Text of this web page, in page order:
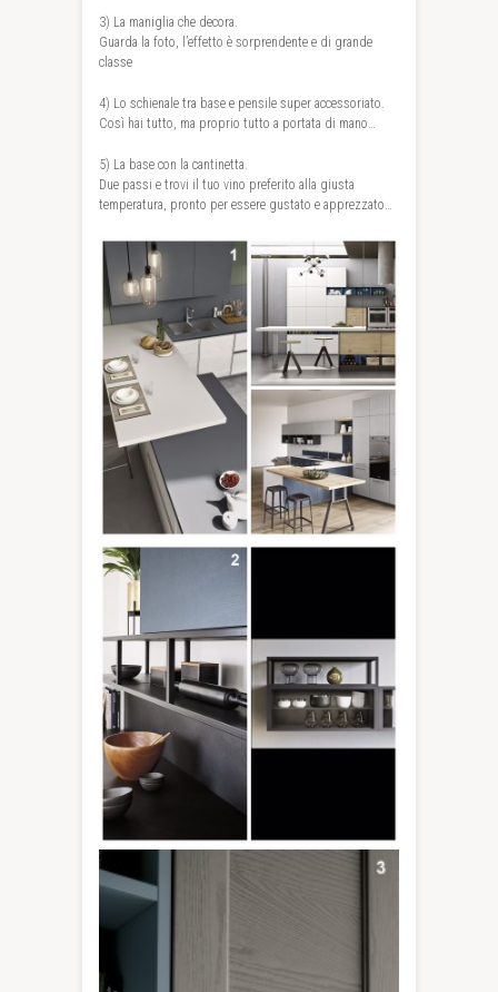
3) La maniglia che decora.
Guarda la foto, l’effetto è sorprendente e di grande
classe
4) Lo schienale tra base e pensile super accessoriato.
Così hai tutto, ma proprio tutto a portata di mano…
5) La base con la cantinetta.
Due passi e trovi il tuo vino preferito alla giusta
temperatura, pronto per essere gustato e apprezzato…